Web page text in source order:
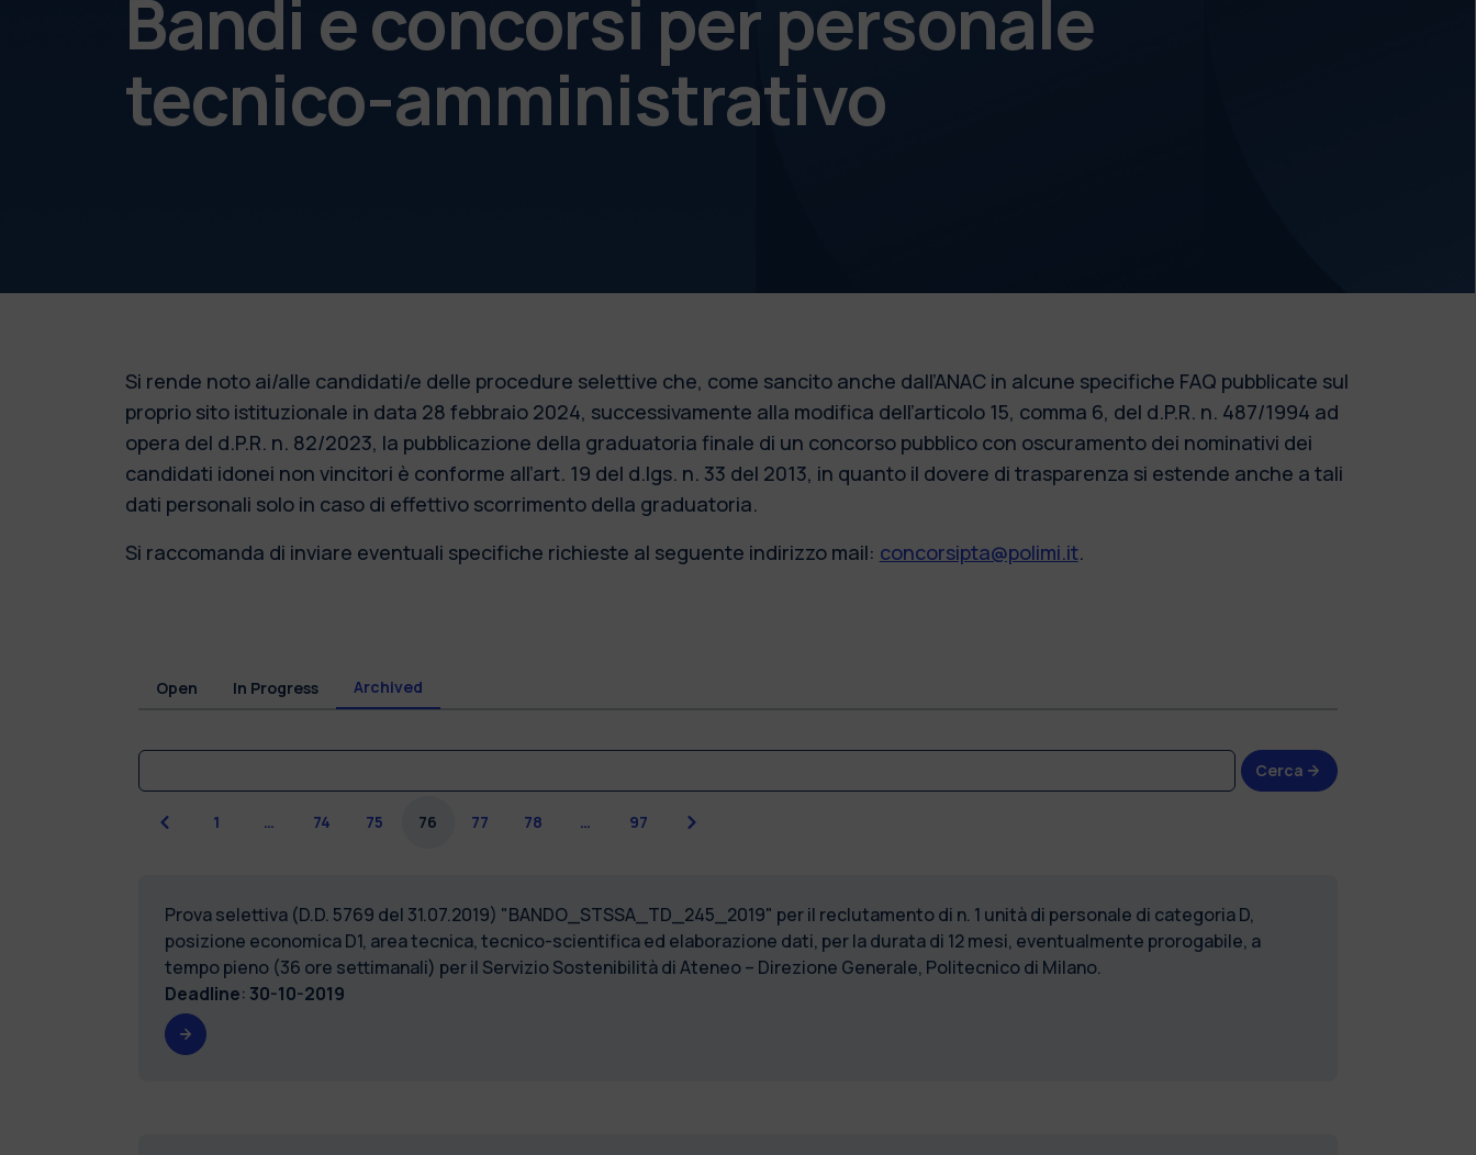
Bandi e concorsi per personale
tecnico-amministrativo
Si rende noto ai/alle candidati/e delle procedure selettive che, come sancito anche dall’ANAC in alcune specifiche FAQ pubblicate sul
proprio sito istituzionale in data 28 febbraio 2024, successivamente alla modifica dell’articolo 15, comma 6, del d.P.R. n. 487/1994 ad
opera del d.P.R. n. 82/2023, la pubblicazione della graduatoria finale di un concorso pubblico con oscuramento dei nominativi dei
candidati idonei non vincitori è conforme all’art. 19 del d.lgs. n. 33 del 2013, in quanto il dovere di trasparenza si estende anche a tali
dati personali solo in caso di effettivo scorrimento della graduatoria.
Si raccomanda di inviare eventuali specifiche richieste al seguente indirizzo mail: concorsipta@polimi.it.
Open In Progress Archived
Cerca
Previous
1 … 74 75 76 77 78 … 97 Next
Prova selettiva (D.D. 5769 del 31.07.2019) "BANDO_STSSA_TD_245_2019" per il reclutamento di n. 1 unità di personale di categoria D,
posizione economica D1, area tecnica, tecnico-scientifica ed elaborazione dati, per la durata di 12 mesi, eventualmente prorogabile, a
tempo pieno (36 ore settimanali) per il Servizio Sostenibilità di Ateneo – Direzione Generale, Politecnico di Milano.
Deadline: 30-10-2019